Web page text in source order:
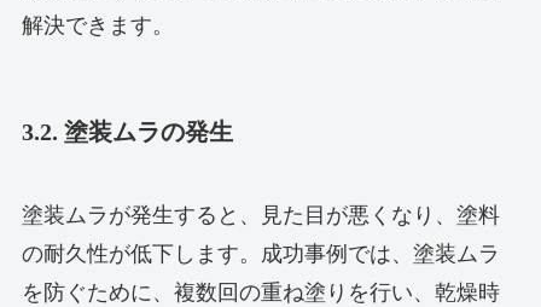
解決できます。
3.2. 塗装ムラの発生
塗装ムラが発生すると、見た目が悪くなり、塗料
の耐久性が低下します。成功事例では、塗装ムラ
を防ぐために、複数回の重ね塗りを行い、乾燥時